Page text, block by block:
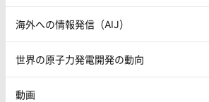
海外への情報発信（AIJ）
世界の原子力発電開発の動向
動画